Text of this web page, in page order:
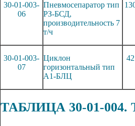
30-01-003-
06
Пневмосепаратор тип
РЗ-БСД,
производительность 7
т/ч
30-01-003-
07
Циклон
горизонтальный тип
А1-БЛЦ
42
ТАБЛИЦА 30-01-